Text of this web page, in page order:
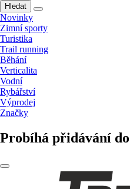
Hledat
Novinky
Zimní sporty
Turistika
Trail running
Běhání
Verticalita
Vodní
Rybářství
Výprodej
Značky
Probíhá přidávání